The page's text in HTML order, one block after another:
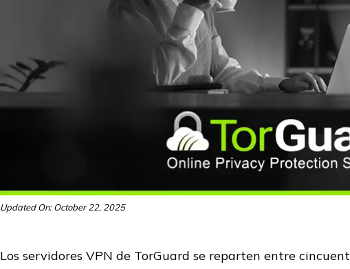
Updated On: October 22, 2025
Los servidores VPN de TorGuard se reparten entre